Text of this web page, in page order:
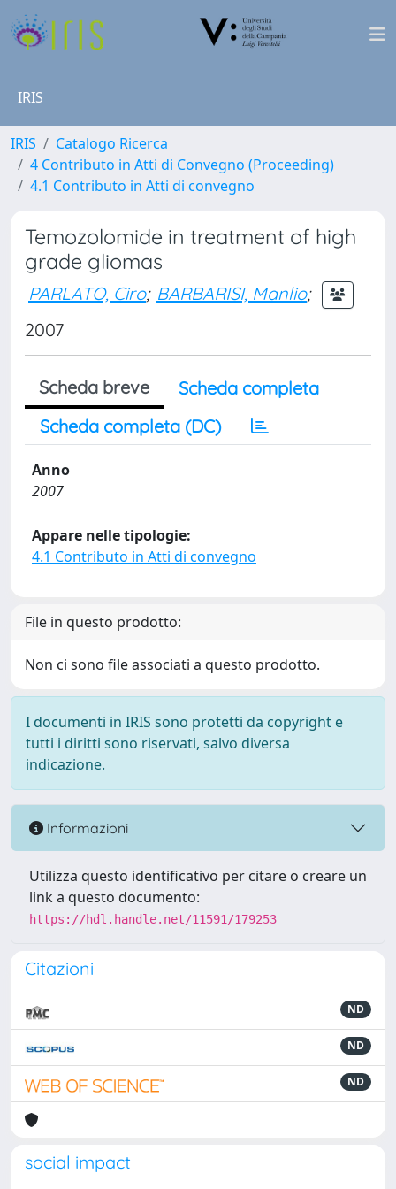
IRIS
IRIS
Catalogo Ricerca
4 Contributo in Atti di Convegno (Proceeding)
4.1 Contributo in Atti di convegno
Temozolomide in treatment of high
grade gliomas
PARLATO, Ciro; BARBARISI, Manlio;
2007
Scheda breve
Scheda completa
Scheda completa (DC)
Anno
2007
Appare nelle tipologie:
4.1 Contributo in Atti di convegno
File in questo prodotto:
Non ci sono file associati a questo prodotto.
I documenti in IRIS sono protetti da copyright e
tutti i diritti sono riservati, salvo diversa
indicazione.
Informazioni
Utilizza questo identificativo per citare o creare un
link a questo documento:
https://hdl.handle.net/11591/179253
Citazioni
ND
ND
ND
social impact